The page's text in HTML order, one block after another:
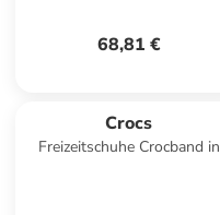
68,81 €
Crocs
Freizeitschuhe Crocband in